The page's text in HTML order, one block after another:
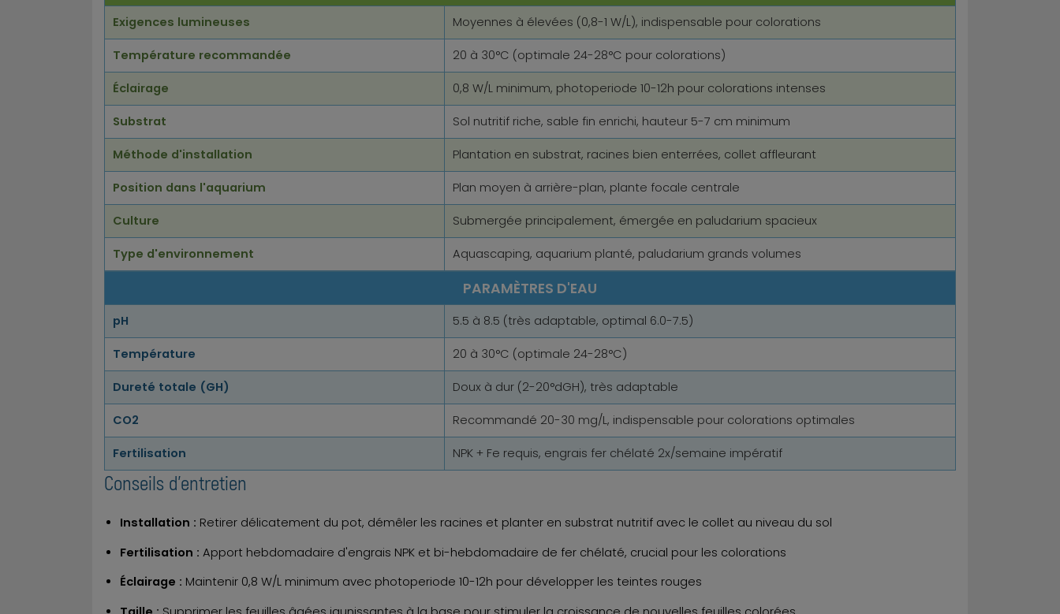
Exigences lumineuses Moyennes à élevées (0,8-1 W/L), indispensable pour colorations
Température recommandée 20 à 30°C (optimale 24-28°C pour colorations)
Éclairage 0,8 W/L minimum, photoperiode 10-12h pour colorations intenses
Substrat Sol nutritif riche, sable fin enrichi, hauteur 5-7 cm minimum
Méthode d'installation Plantation en substrat, racines bien enterrées, collet affleurant
Position dans l'aquarium Plan moyen à arrière-plan, plante focale centrale
Culture Submergée principalement, émergée en paludarium spacieux
Type d'environnement Aquascaping, aquarium planté, paludarium grands volumes
PARAMÈTRES D'EAU
pH 5.5 à 8.5 (très adaptable, optimal 6.0-7.5)
Température 20 à 30°C (optimale 24-28°C)
Dureté totale (GH) Doux à dur (2-20°dGH), très adaptable
CO2 Recommandé 20-30 mg/L, indispensable pour colorations optimales
Fertilisation NPK + Fe requis, engrais fer chélaté 2x/semaine impératif
Conseils d'entretien
Installation : Retirer délicatement du pot, démêler les racines et planter en substrat nutritif avec le collet au niveau du sol
Fertilisation : Apport hebdomadaire d'engrais NPK et bi-hebdomadaire de fer chélaté, crucial pour les colorations
Éclairage : Maintenir 0,8 W/L minimum avec photoperiode 10-12h pour développer les teintes rouges